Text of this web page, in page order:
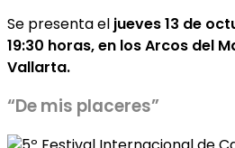
Se presenta el jueves 13 de
19:30 horas, en los Arcos del
Vallarta.
“De mis placeres”